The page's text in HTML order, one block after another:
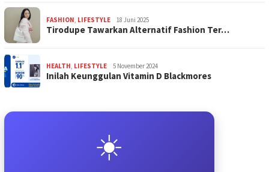
FASHION LIFESTYLE 18 Juni 2025
Tirodupe Tawarkan Alternatif Fashion Ter…
HEALTH LIFESTYLE 5 November 2024
Inilah Keunggulan Vitamin D Blackmores
☀️